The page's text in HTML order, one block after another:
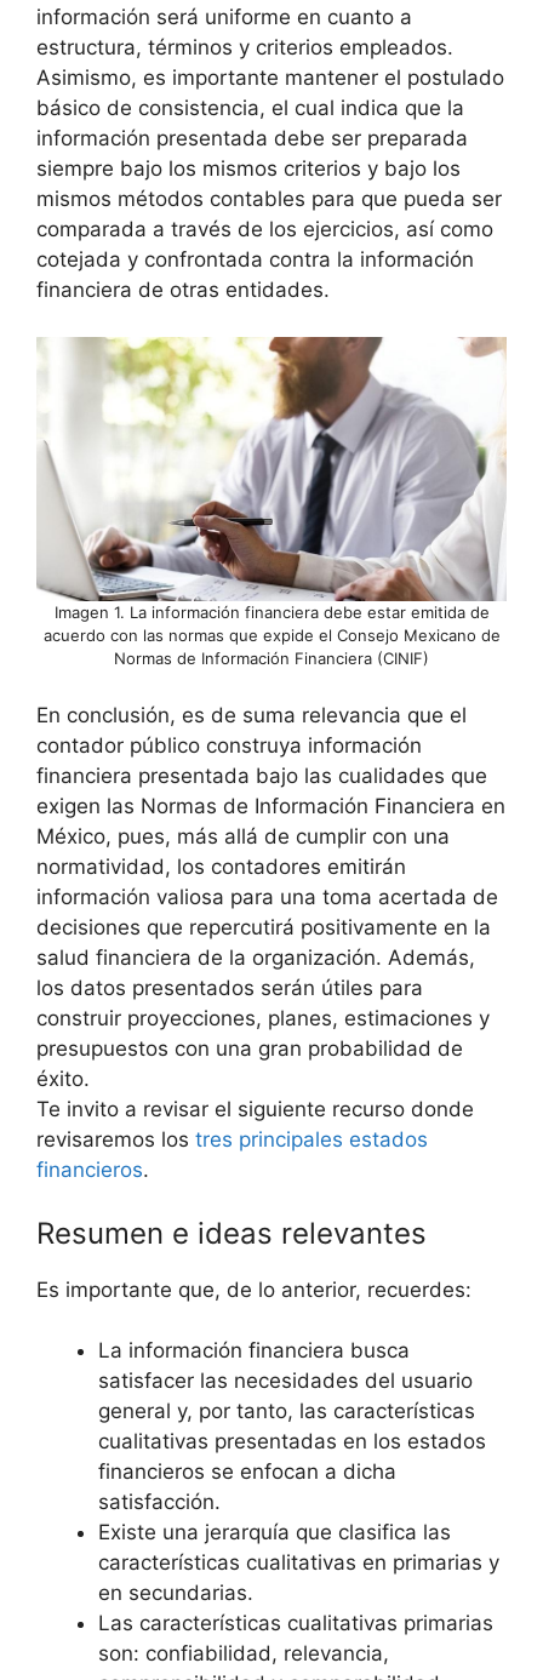
información será uniforme en cuanto a
estructura, términos y criterios empleados.
Asimismo, es importante mantener el postulado
básico de consistencia, el cual indica que la
información presentada debe ser preparada
siempre bajo los mismos criterios y bajo los
mismos métodos contables para que pueda ser
comparada a través de los ejercicios, así como
cotejada y confrontada contra la información
financiera de otras entidades.
Imagen 1. La información financiera debe estar emitida de
acuerdo con las normas que expide el Consejo Mexicano de
Normas de Información Financiera (CINIF)
En conclusión, es de suma relevancia que el
contador público construya información
financiera presentada bajo las cualidades que
exigen las Normas de Información Financiera en
México, pues, más allá de cumplir con una
normatividad, los contadores emitirán
información valiosa para una toma acertada de
decisiones que repercutirá positivamente en la
salud financiera de la organización. Además,
los datos presentados serán útiles para
construir proyecciones, planes, estimaciones y
presupuestos con una gran probabilidad de
éxito.
Te invito a revisar el siguiente recurso donde
revisaremos los tres principales estados
financieros.
Resumen e ideas relevantes
Es importante que, de lo anterior, recuerdes:
La información financiera busca
satisfacer las necesidades del usuario
general y, por tanto, las características
cualitativas presentadas en los estados
financieros se enfocan a dicha
satisfacción.
Existe una jerarquía que clasifica las
características cualitativas en primarias y
en secundarias.
Las características cualitativas primarias
son: confiabilidad, relevancia,